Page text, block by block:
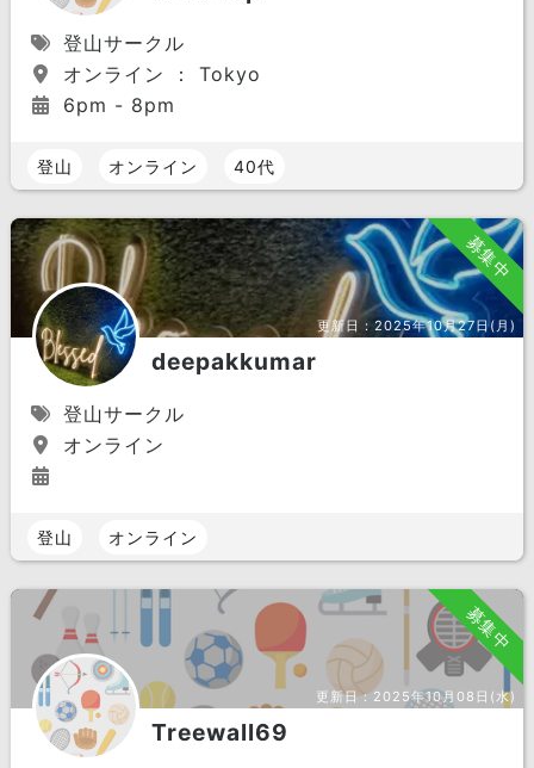
登山サークル
オンライン ： Tokyo
6pm - 8pm
登山 オンライン 40代
募集中
更新日：2025年10月27日(月)
deepakkumar
登山サークル
オンライン
登山 オンライン
募集中
更新日： 2025年10月08日(水)
Treewall69